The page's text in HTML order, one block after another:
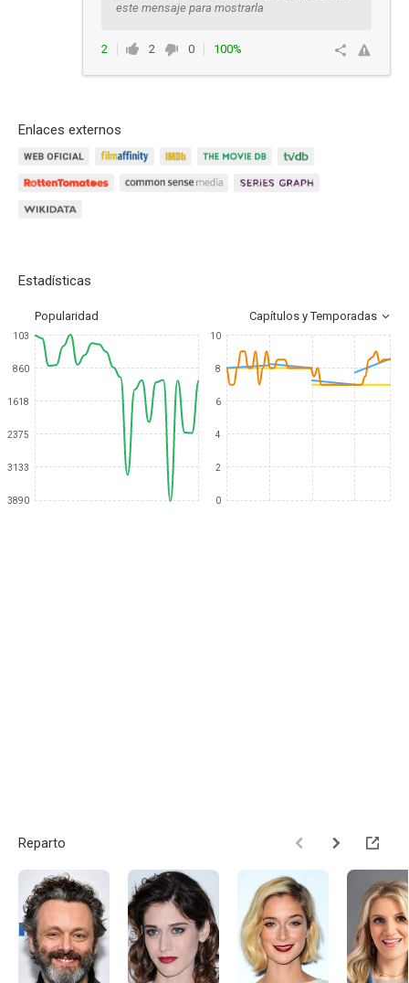
este mensaje para mostrarla
2 2 0
100%
Enlaces externos
Estadísticas
Popularidad Capítulos y Temporadas
103
860
1618
2375
3133
3890
10
8
6
4
2
0
Reparto